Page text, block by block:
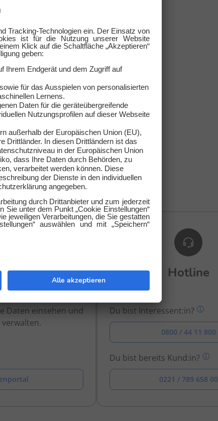
deine Fragen.
Daten einsehen und
Hotline
Du bist Interessent:in?
0800 / 44 11 800
Du bist bereits Kund:in?
0221 / 789 658 00